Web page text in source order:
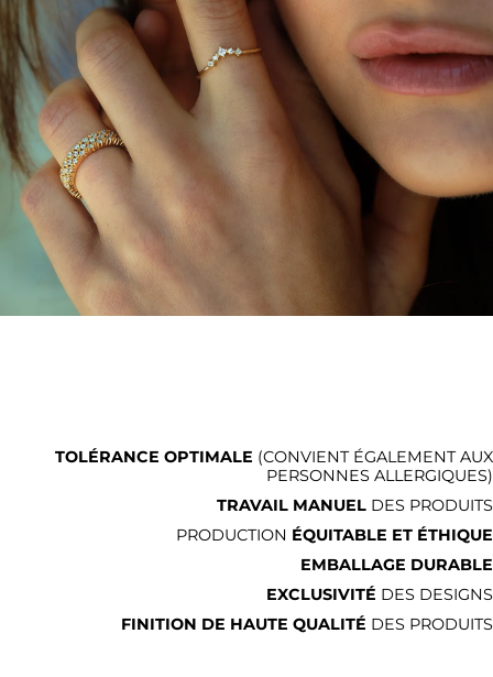
TOLÉRANCE OPTIMALE (CONVIENT ÉGALEMENT AUX
PERSONNES ALLERGIQUES)
TRAVAIL MANUEL DES PRODUITS
PRODUCTION ÉQUITABLE ET ÉTHIQUE
EMBALLAGE DURABLE
EXCLUSIVITÉ DES DESIGNS
FINITION DE HAUTE QUALITÉ DES PRODUITS